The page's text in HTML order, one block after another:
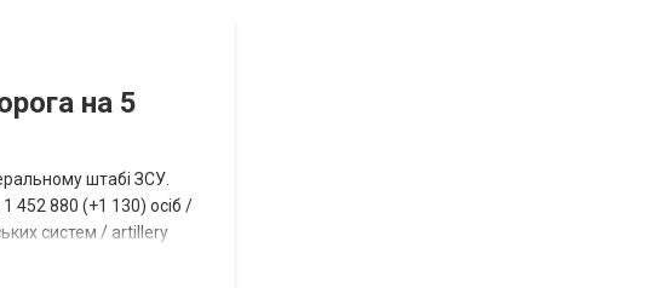
на 5
штабі ЗСУ.
452 880 (+1 130) осіб /
систем / artillery